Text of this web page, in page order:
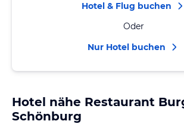
Hotel & Flug buchen
Oder
Nur Hotel buchen
Hotel nähe Restaurant
Schönburg